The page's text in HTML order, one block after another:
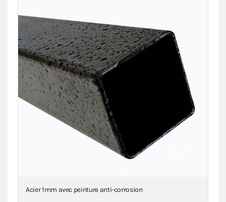
Acier 1mm avec peinture anti-corrosion